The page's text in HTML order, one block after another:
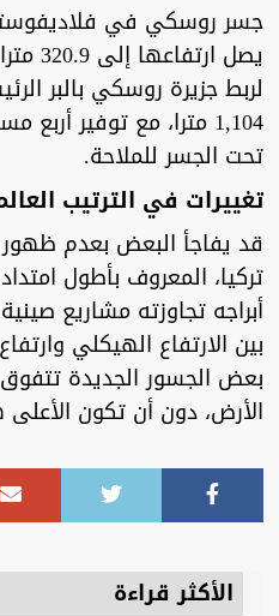
جسر روسكي في
لربط جزيرة روسكي بالبر
تحت الجسر للملاحة.
تغييرات في الترتيب
تركيا، المعروف بأطول
أبراجه تجاوزته مشاريع
بين الارتفاع الهيكلي
بعض الجسور الجديدة
الأرض، دون أن تكون الأعلى
الأكثر قراءة